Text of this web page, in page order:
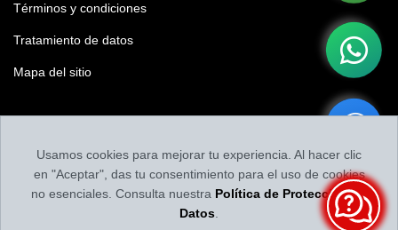
Usamos cookies para mejorar tu experiencia. Al hacer clic
en "Aceptar", das tu consentimiento para el uso de cookies
no esenciales. Consulta nuestra Política de Protección de
Datos
Términos y condiciones
Tratamiento de datos
Mapa del sitio
Califica tu experiencia y nuestro contenido